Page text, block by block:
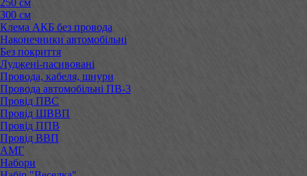
300 см
Клема АКБ без провода
Наконечники автомобільні
Без покриття
Луджені-пасивовані
Провода, кабеля, шнури
Провода автомобільні ПВ-3
Провід ПВС
Провід ШВВП
Провід ППВ
Провід ВВП
АМГ
Набори